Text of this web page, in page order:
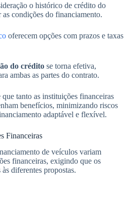
o histórico de crédito do
condições do financiamento.
oferecem opções com prazos e taxas
do crédito se torna efetiva,
ambas as partes do contrato.
que tanto as instituições financeiras
benefícios, minimizando riscos
adaptável e flexível.
Financeiras
de veículos variam
financeiras, exigindo que os
diferentes propostas.